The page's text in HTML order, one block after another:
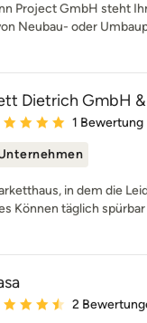
Project GmbH steht
Neubau- oder
Dietrich GmbH &
Bewertung: 5
1 Bewertung
in dem die
Können täglich spürbar
Bewertung:
2